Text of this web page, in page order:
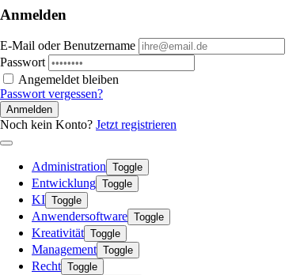
Anmelden
E-Mail oder Benutzername
Passwort
Angemeldet bleiben
Passwort vergessen?
Anmelden
Noch kein Konto? Jetzt registrieren
Administration Toggle
Entwicklung Toggle
KI Toggle
Anwendersoftware Toggle
Kreativität Toggle
Management Toggle
Recht Toggle